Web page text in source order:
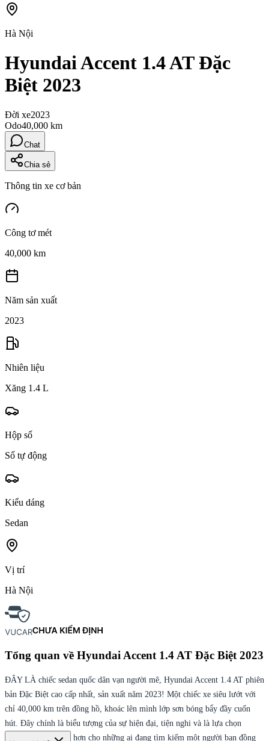
Hà Nội
Hyundai Accent 1.4 AT Đặc
Biệt 2023
Đời xe2023
Odo40,000 km
Chat
Chia sẻ
Thông tin xe cơ bản
Công tơ mét
40,000 km
Năm sản xuất
2023
Nhiên liệu
Xăng 1.4 L
Hộp số
Số tự động
Kiểu dáng
Sedan
Vị trí
Hà Nội
Tổng quan về Hyundai Accent 1.4 AT Đặc Biệt 2023
ĐÂY LÀ chiếc sedan quốc dân vạn người mê, Hyundai Accent 1.4 AT phiên
bản Đặc Biệt cao cấp nhất, sản xuất năm 2023! Một chiếc xe siêu lướt với
chỉ 40,000 km trên đồng hồ, khoác lên mình lớp sơn bóng bẩy đầy cuốn
hút. Đây chính là biểu tượng của sự hiện đại, tiện nghi và là lựa chọn
không thể tuyệt vời hơn cho những ai đang tìm kiếm một người bạn đồng